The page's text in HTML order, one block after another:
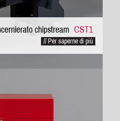
chipstream CST1
// Per saperne di più